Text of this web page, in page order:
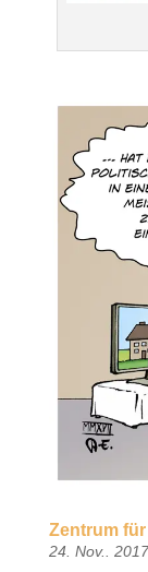
Zentrum
24. Nov.. 2017